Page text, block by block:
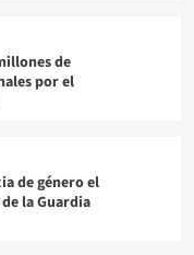
de
por el
de género el
la Guardia